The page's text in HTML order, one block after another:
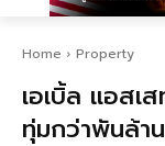
Home Property
เอเบิ้ล แอส
ทุ่มกว่าพันล้า